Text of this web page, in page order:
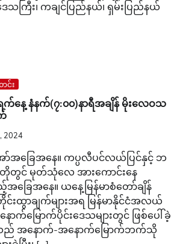
ေသကြီး၊ ကချင်ပြည်နယ်၊ ရှမ်းပြည်နယ်
င်း
ေ့ နံနက်(၇:၀၀)နာရီအချိန် မိုးလေဝသ
2024
အ‌ခြေအနေ။ ကပ္ပလီပင်လယ်ပြင်နှင့် ဘ
တိုတွင် မုတ်သုံလေ အားကောင်းနေ
ခြေအနေ။ ယနေ့မြန်မာစံတော်ချိန်
င်းထွာချက်များအရ မြန်မာနိုင်ငံအလယ်
ောက်မြောက်ပိုင်းဒေသများတွင် ဖြစ်ပေါ်ခဲ့
ည် အနောက်-အနောက်မြောက်ဘက်သို